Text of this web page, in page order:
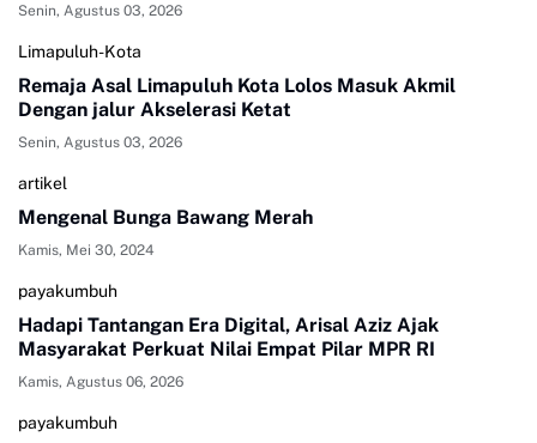
Senin, Agustus 03, 2026
Limapuluh-Kota
Remaja Asal Limapuluh Kota Lolos Masuk Akmil
Dengan jalur Akselerasi Ketat
Senin, Agustus 03, 2026
artikel
Mengenal Bunga Bawang Merah
Kamis, Mei 30, 2024
payakumbuh
Hadapi Tantangan Era Digital, Arisal Aziz Ajak
Masyarakat Perkuat Nilai Empat Pilar MPR RI
Kamis, Agustus 06, 2026
payakumbuh